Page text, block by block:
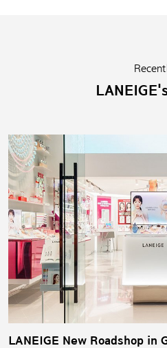
LANEIGE New Roadshop in